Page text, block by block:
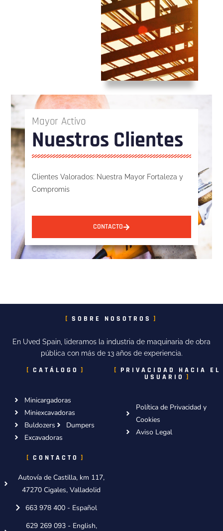
Mayor Activo
Nuestros Clientes
Clientes Valorados: Nuestra Mayor Fortaleza y
Compromis
CONTACTO
SOBRE NOSOTROS
En Uved Spain, lideramos la industria de maquinaria de obra
pública con más de 13 años de experiencia.
CATÁLOGO
Minicargadoras
Miniexcavadoras
Buldozers
Dumpers
Excavadoras
PRIVACIDAD HACIA EL
USUARIO
Política de Privacidad y
Cookies
Aviso Legal
CONTACTO
Autovía de Castilla, km 117,
47270 Cigales, Valladolid
663 978 400 - Español
629 269 093 - English,